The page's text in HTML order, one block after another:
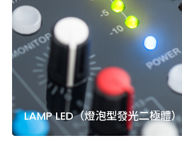
LAMP LED（燈泡型發光二極體）